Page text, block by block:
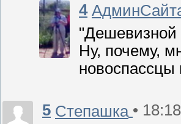
4
"Дешевизной
Ну, почему,
5 Степашка •